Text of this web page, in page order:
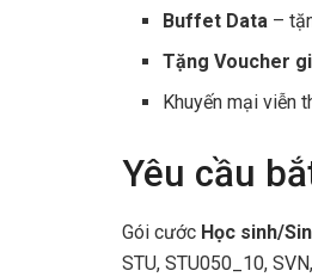
Buffet Data –
Tặng Voucher
Khuyến mại viễn
Yêu cầu
Gói cước Học sinh/
STU, STU050_10,